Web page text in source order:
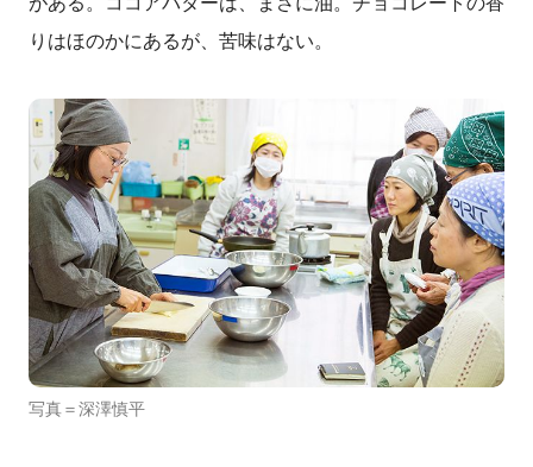
りはほのかにあるが、苦味はない。
写真＝深澤慎平